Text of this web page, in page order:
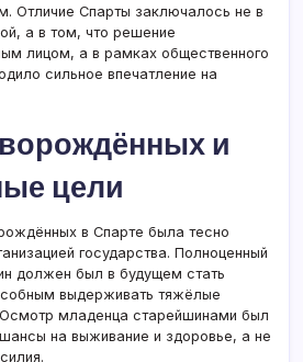
Отличие Спарты заключалось не в
а в том, что решение
лицом, а в рамках общественного
сильное впечатление на
и
цели
в Спарте была тесно
государства. Полноценный
должен был в будущем стать
выдерживать тяжёлые
Осмотр младенца старейшинами был
шансы на выживание и здоровье, а не